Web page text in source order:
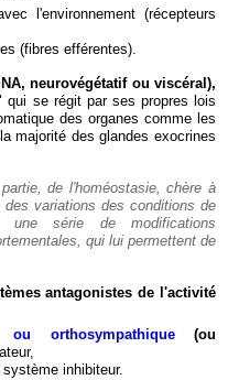
l'environnement (récepteurs
(fibres efférentes).
neurovégétatif ou viscéral),
qui se régit par ses propres lois
des organes comme les
majorité des glandes exocrines
de l'homéostasie, chère à
des variations des conditions de
une série de modifications
qui lui permettent de
antagonistes de l'activité
ou orthosympathique(ou
système inhibiteur.